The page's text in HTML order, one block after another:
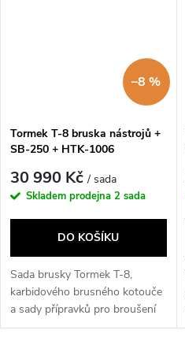
–8 %
Tormek T-8 bruska nástrojů +
SB-250 + HTK-1006
30 990 Kč/ sada
Skladem prodejna 2 sada
DO KOŠÍKU
Sada brusky Tormek T-8,
karbidového brusného kotouče
a sady přípravků pro broušení
ručního nářadí.